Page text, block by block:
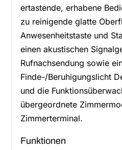
ertastende, erhabene
zu reinigende glatte
Anwesenheitstaste und
einen akustischen
Rufnachsendung sowie
Finde-/Beruhigungslicht
und die
übergeordnete
Zimmerterminal.
Funktionen